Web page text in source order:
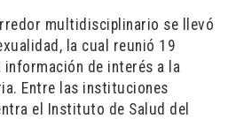
multidisciplinario se llevó
la cual reunió 19
información de interés a la
Entre las instituciones
el Instituto de Salud del